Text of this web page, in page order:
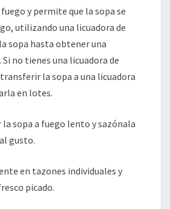
y permite que la sopa se
utilizando una licuadora de
sopa hasta obtener una
no tienes una licuadora de
la sopa a una licuadora
en lotes.
la sopa a fuego lento y sazónala
gusto.
en tazones individuales y
picado.